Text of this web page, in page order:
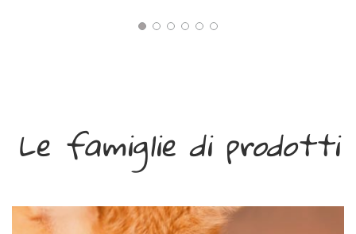
Le famiglie di prodotti